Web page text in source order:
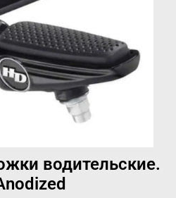
водительские.